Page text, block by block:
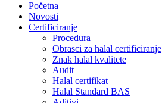
Početna
Novosti
Certificiranje
Procedura
Obrasci za halal certificiranje
Znak halal kvalitete
Audit
Halal certifikat
Halal Standard BAS